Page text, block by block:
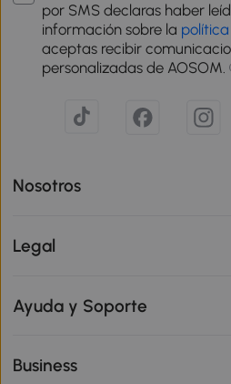
por SMS declaras haber
información sobre la
aceptas recibir
personalizadas de AOSOM.
Nosotros
Legal
Ayuda y Soporte
Business